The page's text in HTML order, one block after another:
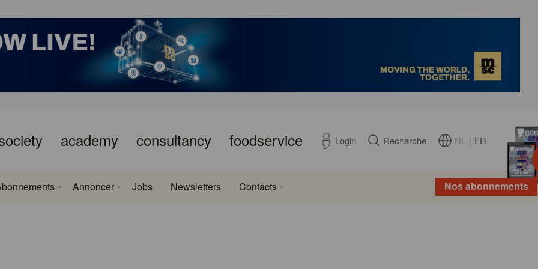
academy consultancy foodservice Login Recherche NL FR
Nos abonnements
Annoncer Jobs Newsletters Contacts